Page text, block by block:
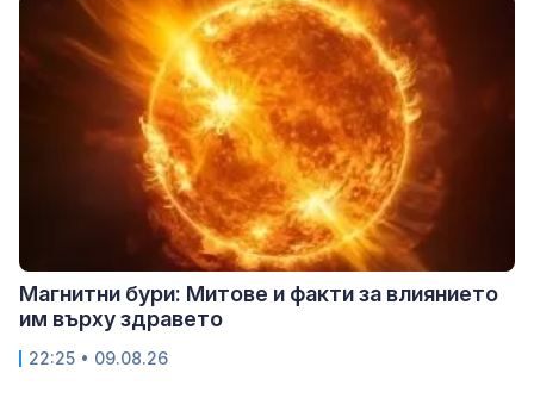
Магнитни бури: Митове и факти за влиянието
им върху здравето
22:25 • 09.08.26